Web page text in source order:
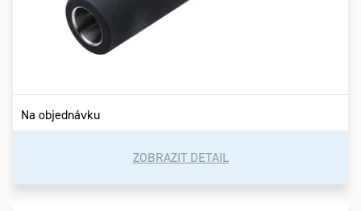
Na objednávku
ZOBRAZIT DETAIL